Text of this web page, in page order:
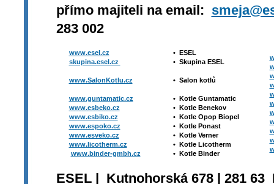
přímo majiteli na email:
283 002
www.esel.cz
skupina.esel.cz
www.SalonKotlu.cz
www.guntamatic.cz
www.esbeko.cz
www.esbiko.cz
www.espoko.cz
www.esveko.cz
www.licotherm.cz
www.binder-gmbh.cz
• ESEL
• Skupina ESEL
• Salon kotlů
• Kotle Guntamatic
• Kotle Benekov
• Kotle Opop Biopel
• Kotle Ponast
• Kotle Verner
• Kotle Licotherm
• Kotle Binder
ESEL | Kutnohorská 678 | 281